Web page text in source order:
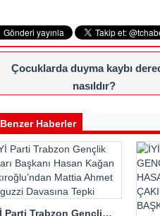
Çocuklarda duyma kaybı
nasıldır?
Benzer Haberler
İYİ Parti Trabzon Gençlik Kolları Başkanı Hasan Kağan Çakıroğlu’ndan Mattia Ahmet Minguzzi Davasına Tepki